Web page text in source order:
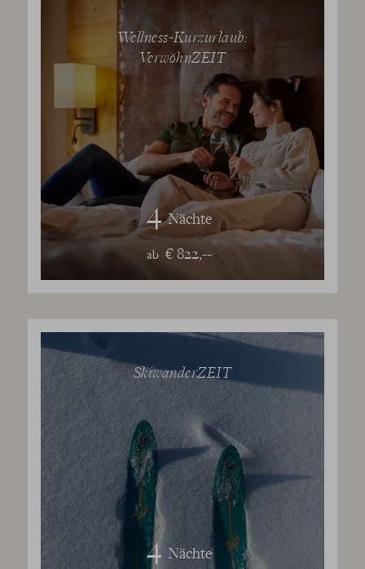
SkiwanderZEIT
4 Nächte
Wellness-Kurzurlaub:
VerwöhnZEIT
4 Nächte
ab € 822,--